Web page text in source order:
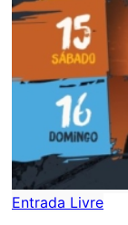
Entrada Livre